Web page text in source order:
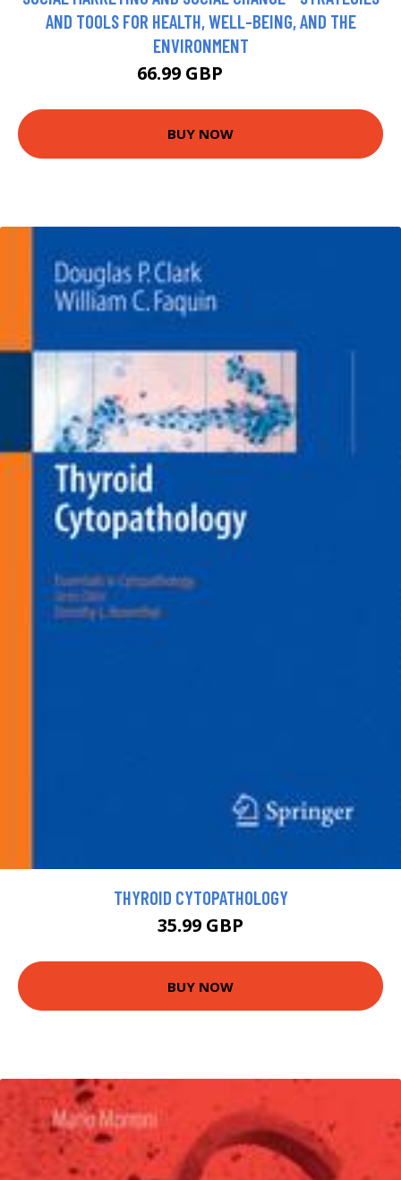
AND TOOLS FOR HEALTH, WELL-BEING, AND THE
ENVIRONMENT
66.99 GBP
BUY NOW
THYROID CYTOPATHOLOGY
35.99 GBP
BUY NOW